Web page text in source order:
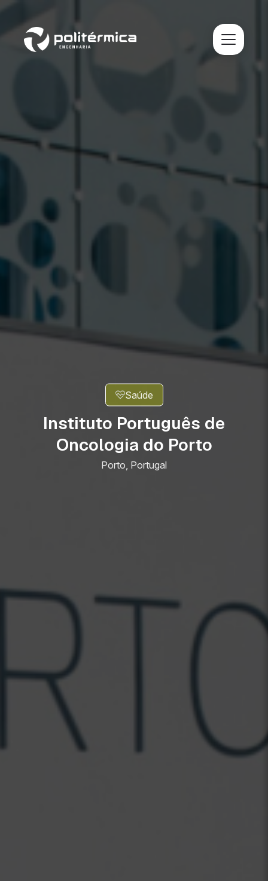
Saúde
Instituto Português de
Oncologia do Porto
Porto, Portugal